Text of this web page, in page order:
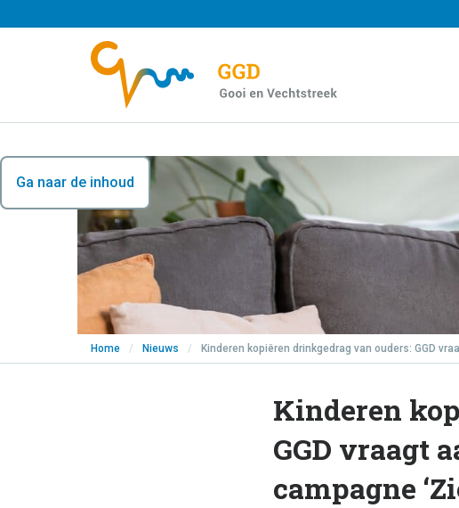
Ga naar de inhoud
Home / Nieuws / Kinderen kopiëren drinkgedrag van ouders: GGD
Kinderen
GGD vraagt
campagne